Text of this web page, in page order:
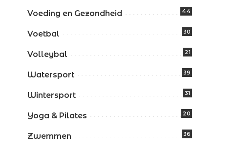
Voeding en Gezondheid 44
Voetbal 30
Volleybal 21
Watersport 39
Wintersport 31
Yoga & Pilates 20
Zwemmen 36